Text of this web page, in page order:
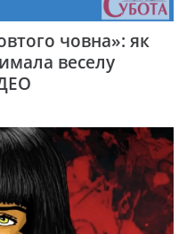
човна»: як
веселу